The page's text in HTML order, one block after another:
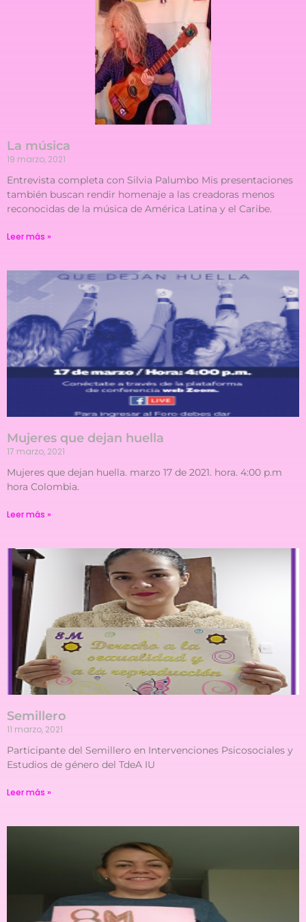
La música
19 marzo, 2021
Entrevista completa con Silvia Palumbo Mis presentaciones
también buscan rendir homenaje a las creadoras menos
reconocidas de la música de América Latina y el Caribe.
Leer más »
Mujeres que dejan huella
17 marzo, 2021
Mujeres que dejan huella. marzo 17 de 2021. hora. 4:00 p.m
hora Colombia.
Leer más »
Semillero
11 marzo, 2021
Participante del Semillero en Intervenciones Psicosociales y
Estudios de género del TdeA IU
Leer más »